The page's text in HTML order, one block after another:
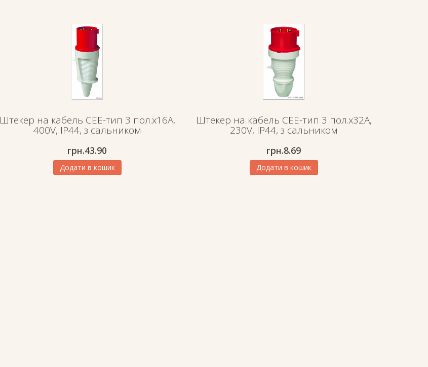
Штекер на кабель СЕЕ-тип 3 пол.х16А,
400V, IP44, з сальником
грн.43.90
Додати в кошик
Штекер на кабель СЕЕ-тип 3 пол.х32А,
230V, IP44, з сальником
грн.8.69
Додати в кошик